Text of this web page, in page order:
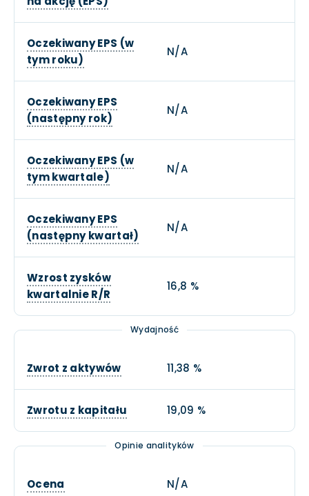
Oczekiwany EPS (w
tym roku)
N/A
Oczekiwany EPS
(następny rok)
N/A
Oczekiwany EPS (w
tym kwartale)
N/A
Oczekiwany EPS
(następny kwartał)
N/A
Wzrost zysków
kwartalnie R/R
16,8 %
Wydajność
Zwrot z aktywów 11,38 %
Zwrotu z kapitału 19,09 %
Opinie analityków
Ocena N/A